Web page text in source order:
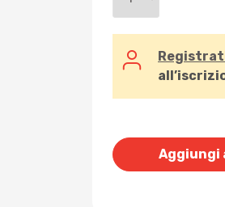
Aggiungi